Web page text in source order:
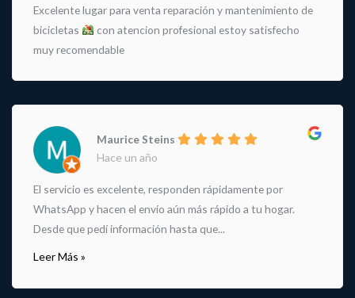
Excelente lugar para venta reparación y mantenimiento de
bicicletas
con atencion profesional estoy satisfecho
muy recomendable
Maurice Steins
Hace un año
El servicio es excelente, responden rápidamente por
WhatsApp y hacen el envío aún más rápido a tu hogar.
Desde que pedí información hasta que...
Leer Más »